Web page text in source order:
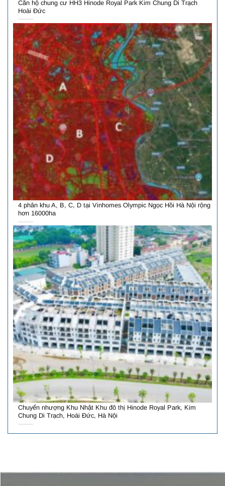
Căn hộ chung cư HH3 Hinode Royal Park Kim Chung Di Trạch
Hoài Đức
4 phân khu A, B, C, D tại Vinhomes Olympic Ngọc Hồi Hà Nội rộng
hơn 16000ha
Chuyển nhượng Khu Nhật Khu đô thị Hinode Royal Park, Kim
Chung Di Trạch, Hoài Đức, Hà Nội